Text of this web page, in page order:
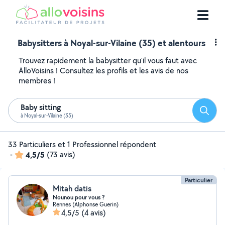
Babysitters à Noyal-sur-Vilaine (35) et alentours
Trouvez rapidement la babysitter qu'il vous faut avec
AlloVoisins ! Consultez les profils et les avis de nos
membres !
Baby sitting
à Noyal-sur-Vilaine (35)
33 Particuliers et 1 Professionnel répondent
-
4,5/5 (73 avis)
Particulier
Mitah datis
Nounou pour vous ?
Rennes (Alphonse Guerin)
4,5/5 (4 avis)